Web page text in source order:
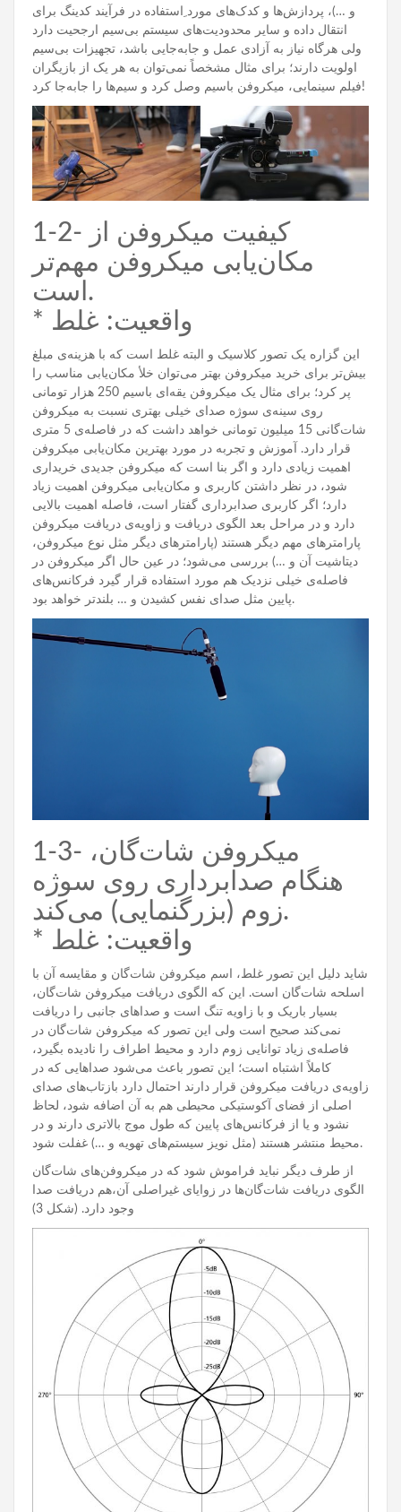
و …)، پردازش‌ها و کدک‌های مورد ِاستفاده در فرآیند کدینگ برای
انتقال داده و سایر محدودیت‌های سیستم بی‌سیم ارجحیت دارد
ولی هرگاه نیاز به آزادی عمل و جا‌به‌جایی باشد، تجهیزات بی‌سیم
اولویت دارند؛ برای مثال مشخصاً نمی‌توان به هر یک از بازیگران
فیلم سینمایی، میکروفن با‌سیم وصل کرد و سیم‌ها را جابه‌جا کرد!
1-2- کیفیت میکروفن از
مکان‌یابی میکروفن مهم‌تر
است.
* واقعیت: غلط
این گزاره یک تصور کلاسیک و البته غلط است که با هزینه‌ی مبلغ
بیش‌تر برای خرید میکروفن بهتر می‌توان خلأ مکان‌یابی مناسب را
پر کرد؛ برای مثال یک میکروفن یقه‌ای باسیم 250 هزار تومانی
روی سینه‌ی سوژه صدای خیلی بهتری نسبت به میکروفن
شات‌گانی 15 میلیون تومانی خواهد داشت که در فاصله‌ی 5 متری
قرار دارد. آموزش و تجربه در مورد بهترین مکان‌یابی میکروفن
اهمیت زیادی دارد و اگر بنا است که میکروفن جدیدی خریداری
شود، در نظر داشتن کاربری و مکان‌یابی میکروفن اهمیت زیاد
دارد؛ اگر کاربری صدابرداری گفتار است، فاصله اهمیت بالایی
دارد و در مراحل بعد الگوی دریافت و زاویه‌ی دریافت میکروفن
پارامترهای مهم دیگر هستند (پارامترهای دیگر مثل نوع میکروفن،
دیتاشیت آن و …) بررسی می‌شود؛ در عین حال اگر میکروفن در
فاصله‌ی خیلی نزدیک هم مورد استفاده قرار گیرد فرکانس‌های
پایین مثل صدای نفس کشیدن و … بلندتر خواهد بود.
1-3- میکروفن شات‌گان،
هنگام صدابرداری روی سوژه
زوم (بزرگنمایی) می‌کند.
* واقعیت: غلط
شاید دلیل این تصور غلط، اسم میکروفن شات‌گان و مقایسه آن با
اسلحه شات‌گان است. این که الگوی دریافت میکروفن شات‌گان،
بسیار باریک و با زاویه تنگ است و صداهای جانبی را دریافت
نمی‌کند صحیح است ولی این تصور که میکروفن شات‌گان در
فاصله‌ی زیاد توانایی زوم دارد و محیط اطراف را نادیده بگیرد،
کاملاً اشتباه است؛ این تصور باعث می‌شود صداهایی که در
زاویه‌ی دریافت میکروفن قرار دارند احتمال دارد بازتاب‌های صدای
اصلی از فضای آکوستیکی محیطی هم به آن اضافه شود، لحاظ
نشود و یا از فرکانس‌های پایین که طول موج بالاتری دارند و در
محیط منتشر هستند (مثل نویز سیستم‌های تهویه و …) غفلت شود.
از طرف دیگر نباید فراموش شود که در میکروفن‌های شات‌گان
الگوی دریافت شات‌گان‌ها در زوایای غیراصلی آن،هم دریافت صدا
وجود دارد. (شکل 3)